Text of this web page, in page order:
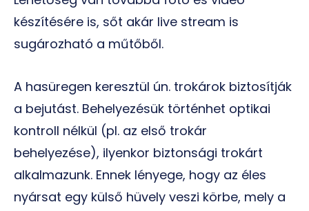
készítésére is, sőt akár live stream is
sugározható a műtőből.
A hasüregen keresztül ún. trokárok biztosítják
a bejutást. Behelyezésük történhet optikai
kontroll nélkül (pl. az első trokár
behelyezése), ilyenkor biztonsági trokárt
alkalmazunk. Ennek lényege, hogy az éles
nyársat egy külső hüvely veszi körbe, mely a